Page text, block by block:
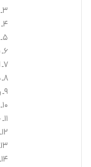
3ـ کدام بیت الاحزان
4ـ مبانی تبلیغ
5ـ آیین برنامه سازی رادیویی
6ـ شهر گمشده
7ـ ارتباطات و آگاهی(3 جلدی)
8ـ دو حرکت در تاریخ (3 جلدی)
9ـ ریشه ها
10ـ فاطمیت فاطمه و تاریخ
11ـ خورشید در خون (دو منظومه عاشورایی)
12ـ هفت شهر (مجموعه شعر)
13ـ کعبه در زنجیر
14ـ انتظار تاریخ